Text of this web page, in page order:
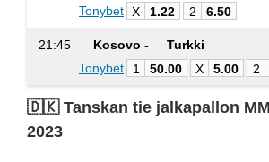
Tonybet X 1.22 2 6.50
21:45 Kosovo -
Turkki
Tonybet
1 50.00 X 5.00 2
🇩🇰​ Tanskan tie jalkapallon
2023